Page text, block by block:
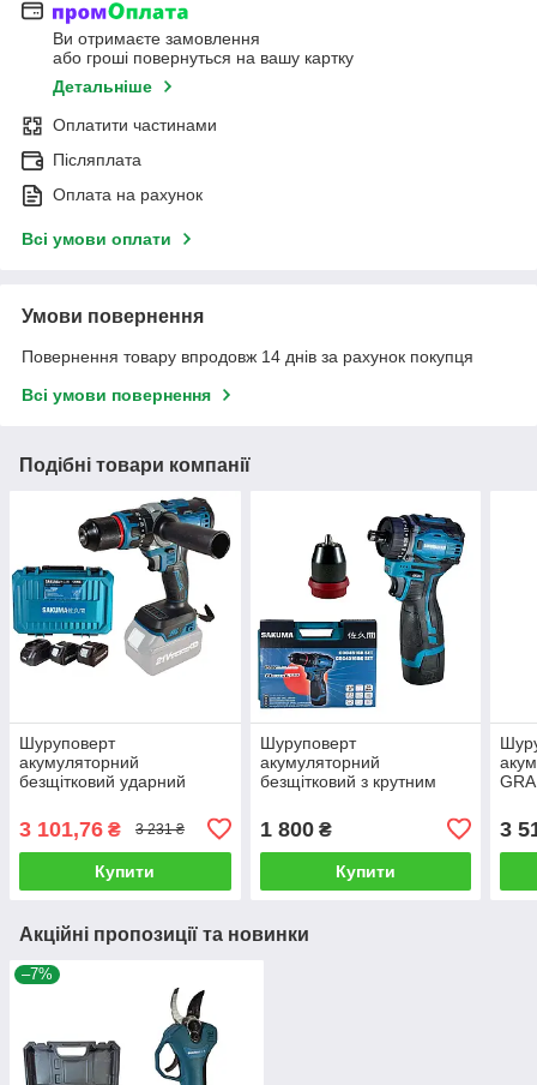
Ви отримаєте замовлення
або гроші повернуться на вашу картку
Детальніше
Оплатити частинами
Післяплата
Оплата на рахунок
Всі умови оплати
Умови повернення
Повернення товару впродовж 14 днів за рахунок покупця
Всі умови повернення
Подібні товари компанії
Шуруповерт
акумуляторний
безщітковий ударний
SET02 з 2 АКБ та
зарядним пристроєм
3 101,76 ₴ 3 231 ₴
Купити
Шуруповерт
акумуляторний
безщітковий з крутним
BLUE CDC4516BQ SET з
АКБ 16,8 В та зарядним
пристроєм
1 800₴
Купити
3
Акційні пропозиції та новинки
–7%